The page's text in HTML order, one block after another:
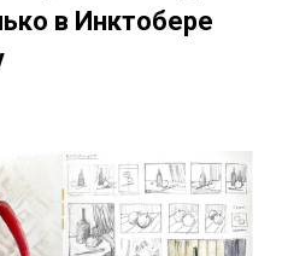
в Инктобере